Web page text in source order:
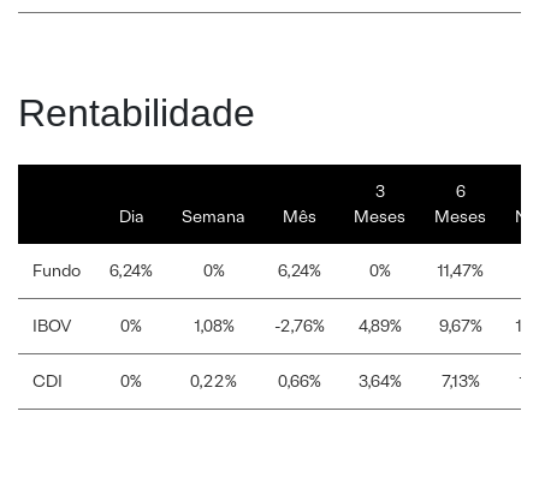
Rentabilidade
Dia Semana Mês
3
Meses
6
Meses
Fundo 6,24% 0% 6,24% 0% 11,47%
IBOV 0% 1,08% -2,76% 4,89% 9,67%
CDI 0% 0,22% 0,66% 3,64% 7,13%